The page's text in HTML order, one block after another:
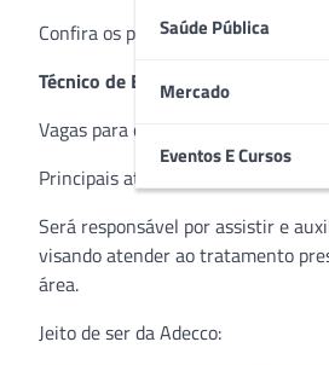
Saúde Pública
Mercado
Eventos E Cursos
Confira os pré-requisitos para as
Técnico de Enfermagem
Vagas para os setores: Pronto
Principais atividades:
Será responsável por assistir e
visando atender ao tratamento
área.
Jeito de ser da Adecco: